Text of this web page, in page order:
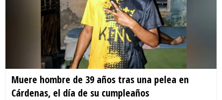
Muere hombre de 39 años tras una pelea en
Cárdenas, el día de su cumpleaños